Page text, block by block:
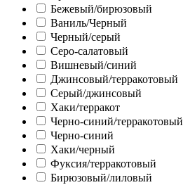
Бежевый/бирюзовый
Ваниль/Черный
Черный/серый
Серо-салатовый
Вишневый/синий
Джинсовый/терракотовый
Серый/джинсовый
Хаки/терракот
Черно-синий/терракотовый
Черно-синий
Хаки/черный
Фуксия/терракотовый
Бирюзовый/лиловый